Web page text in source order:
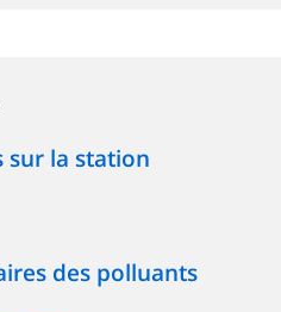
sur la station
des polluants